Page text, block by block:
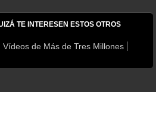
TE INTERESEN ESTOS OTROS
Vídeos de Más de Tres Millones